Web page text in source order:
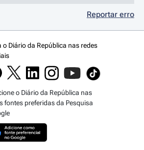
Reportar erro
o Diário da República nas redes
o Diário da República nas
fontes preferidas da Pesquisa